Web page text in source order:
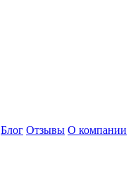
Блог Отзывы О компании